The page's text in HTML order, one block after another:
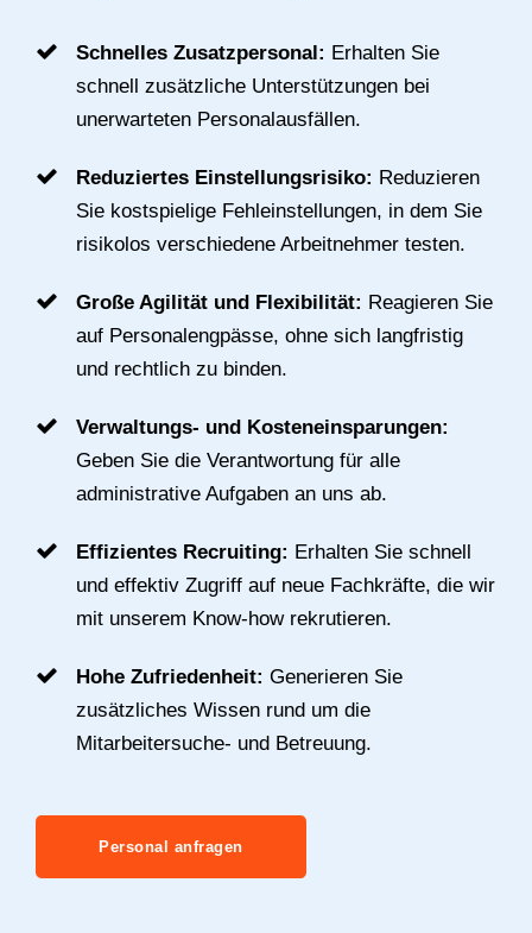
Schnelles Zusatzpersonal: Erhalten Sie
schnell zusätzliche Unterstützungen bei
unerwarteten Personalausfällen.
Reduziertes Einstellungsrisiko: Reduzieren
Sie kostspielige Fehleinstellungen, in dem Sie
risikolos verschiedene Arbeitnehmer testen.
Große Agilität und Flexibilität: Reagieren Sie
auf Personalengpässe, ohne sich langfristig
und rechtlich zu binden.
Verwaltungs- und Kosteneinsparungen:
Geben Sie die Verantwortung für alle
administrative Aufgaben an uns ab.
Effizientes Recruiting: Erhalten Sie schnell
und effektiv Zugriff auf neue Fachkräfte, die wir
mit unserem Know-how rekrutieren.
Hohe Zufriedenheit: Generieren Sie
zusätzliches Wissen rund um die
Mitarbeitersuche- und Betreuung.
Personal anfragen